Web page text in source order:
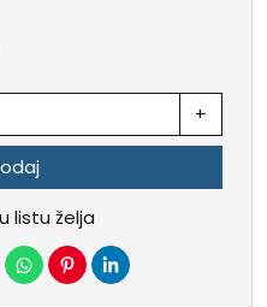
+
listu želja